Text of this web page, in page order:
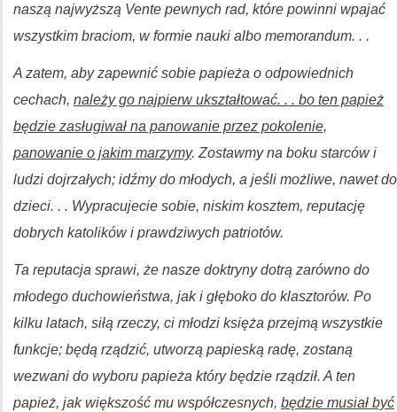
naszą najwyższą Vente pewnych rad, które powinni wpajać
wszystkim braciom, w formie nauki albo memorandum. . .
A zatem, aby zapewnić sobie papieża o odpowiednich
cechach, należy go najpierw ukształtować. . . bo ten papież
będzie zasługiwał na panowanie przez pokolenie,
panowanie o jakim marzymy. Zostawmy na boku starców i
ludzi dojrzałych; idźmy do młodych, a jeśli możliwe, nawet do
dzieci. . . Wypracujecie sobie, niskim kosztem, reputację
dobrych katolików i prawdziwych patriotów.
Ta reputacja sprawi, że nasze doktryny dotrą zarówno do
młodego duchowieństwa, jak i głęboko do klasztorów. Po
kilku latach, siłą rzeczy, ci młodzi księża przejmą wszystkie
funkcje; będą rządzić, utworzą papieską radę, zostaną
wezwani do wyboru papieża który będzie rządził. A ten
papież, jak większość mu współczesnych, będzie musiał być